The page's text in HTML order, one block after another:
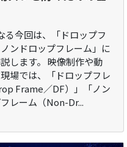
る今回は、「ドロップフ
ンドロップフレーム」に
します。 映像制作や動
場では、「ドロップフレ
Frame／DF）」「ノン
レーム（Non-Dr...